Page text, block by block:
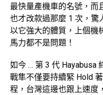
最快量產機車的名號，而
也才改款過那麼 1 次，驚
以它強大的體質，上個機
馬力都不是問題！
如今 … 第 3 代 Hayabusa
戰隼不僅要持續緊 Hold
程，台灣這邊也跟上速度